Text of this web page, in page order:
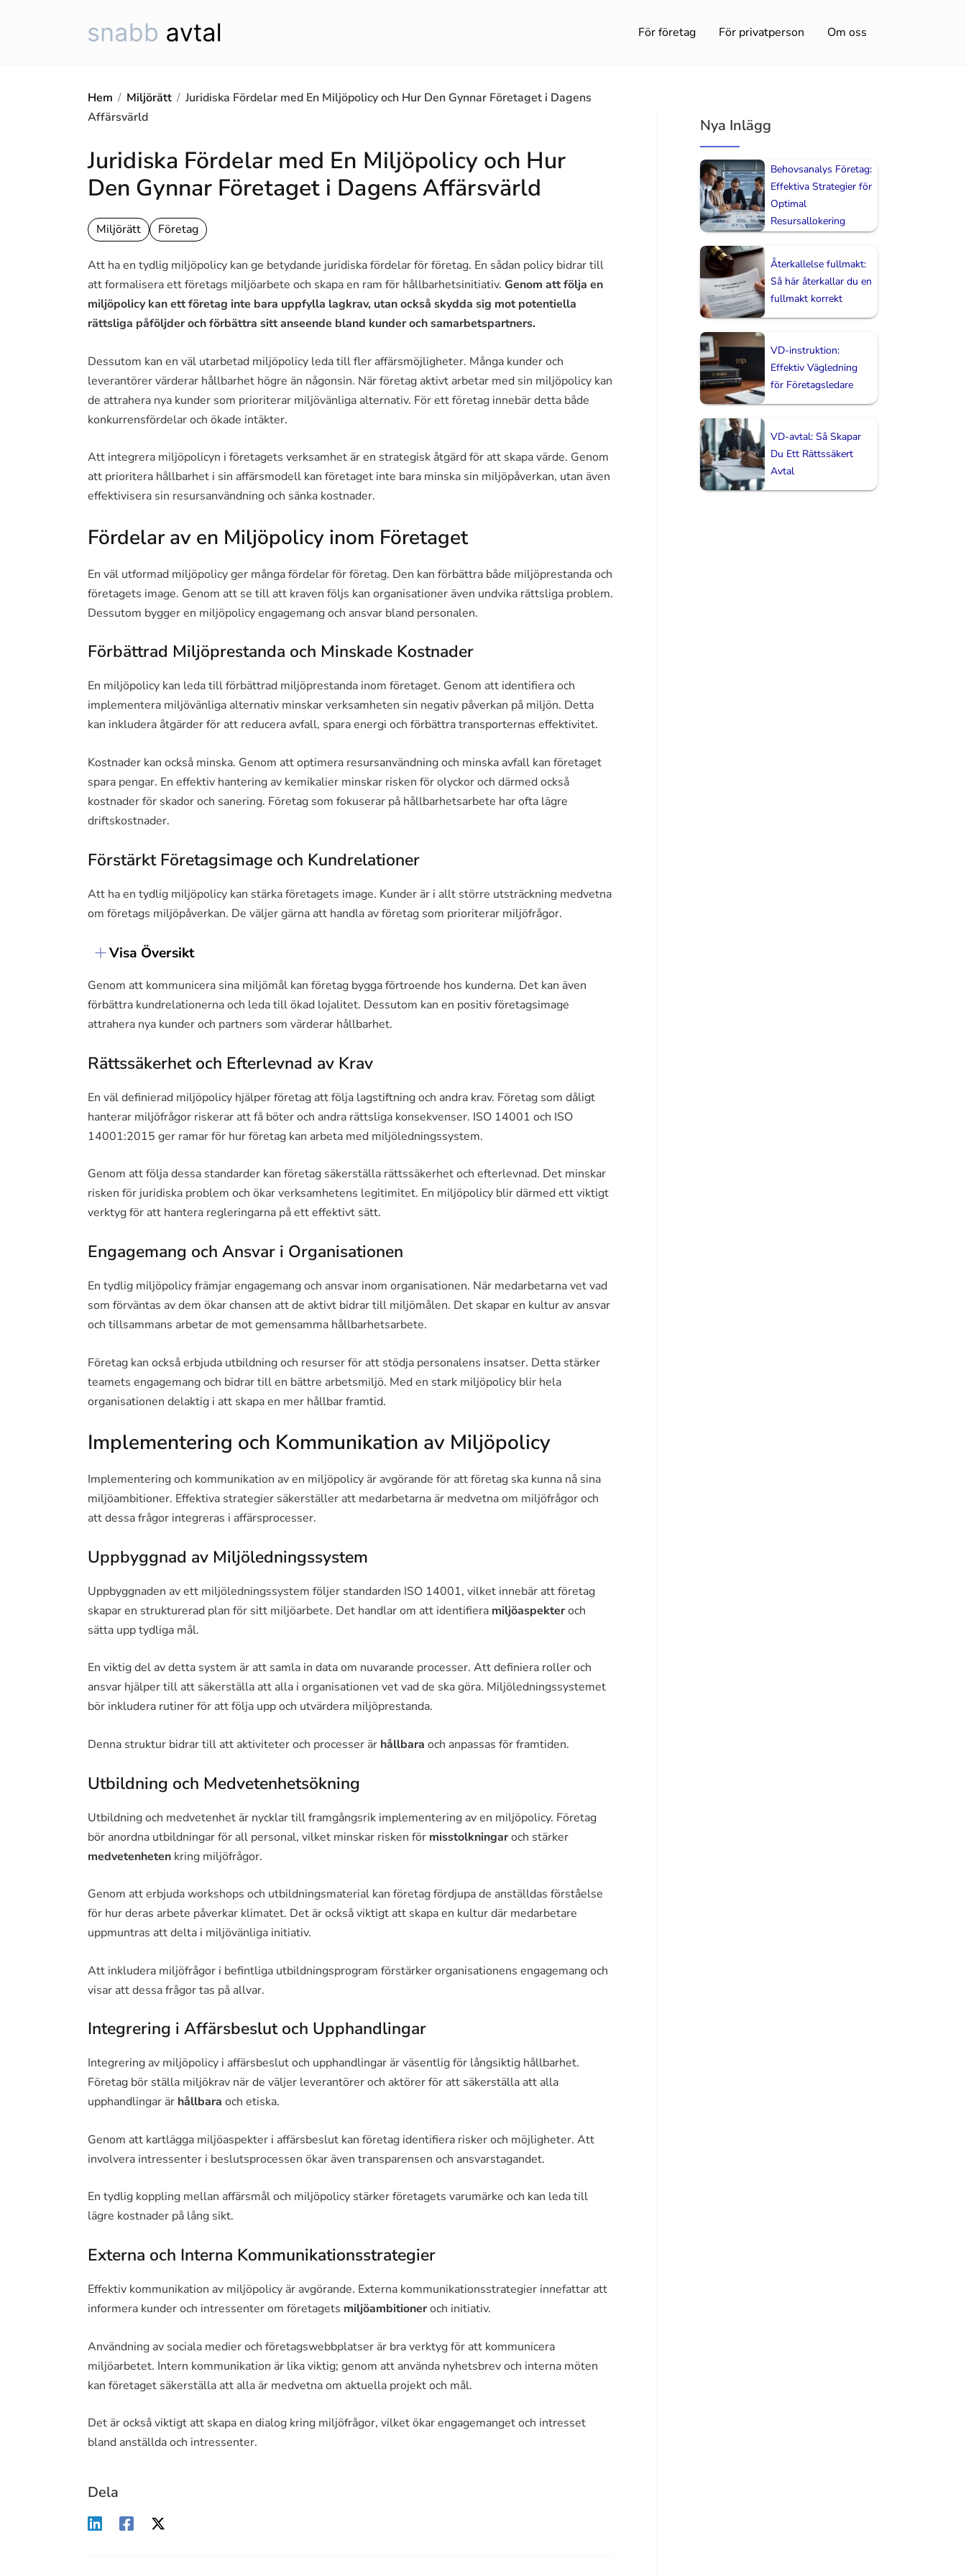
För företag För privatperson Om oss
Hem / Miljörätt / Juridiska Fördelar med En Miljöpolicy och Hur Den Gynnar Företaget i Dagens
Affärsvärld
Juridiska Fördelar med En Miljöpolicy och Hur
Den Gynnar Företaget i Dagens Affärsvärld
Miljörätt Företag
Att ha en tydlig miljöpolicy kan ge betydande juridiska fördelar för företag. En sådan policy bidrar till
att formalisera ett företags miljöarbete och skapa en ram för hållbarhetsinitiativ. Genom att följa en
miljöpolicy kan ett företag inte bara uppfylla lagkrav, utan också skydda sig mot potentiella
rättsliga påföljder och förbättra sitt anseende bland kunder och samarbetspartners.
Dessutom kan en väl utarbetad miljöpolicy leda till fler affärsmöjligheter. Många kunder och
leverantörer värderar hållbarhet högre än någonsin. När företag aktivt arbetar med sin miljöpolicy kan
de attrahera nya kunder som prioriterar miljövänliga alternativ. För ett företag innebär detta både
konkurrensfördelar och ökade intäkter.
Att integrera miljöpolicyn i företagets verksamhet är en strategisk åtgärd för att skapa värde. Genom
att prioritera hållbarhet i sin affärsmodell kan företaget inte bara minska sin miljöpåverkan, utan även
effektivisera sin resursanvändning och sänka kostnader.
Fördelar av en Miljöpolicy inom Företaget
En väl utformad miljöpolicy ger många fördelar för företag. Den kan förbättra både miljöprestanda och
företagets image. Genom att se till att kraven följs kan organisationer även undvika rättsliga problem.
Dessutom bygger en miljöpolicy engagemang och ansvar bland personalen.
Förbättrad Miljöprestanda och Minskade Kostnader
En miljöpolicy kan leda till förbättrad miljöprestanda inom företaget. Genom att identifiera och
implementera miljövänliga alternativ minskar verksamheten sin negativ påverkan på miljön. Detta
kan inkludera åtgärder för att reducera avfall, spara energi och förbättra transporternas effektivitet.
Kostnader kan också minska. Genom att optimera resursanvändning och minska avfall kan företaget
spara pengar. En effektiv hantering av kemikalier minskar risken för olyckor och därmed också
kostnader för skador och sanering. Företag som fokuserar på hållbarhetsarbete har ofta lägre
driftskostnader.
Förstärkt Företagsimage och Kundrelationer
Att ha en tydlig miljöpolicy kan stärka företagets image. Kunder är i allt större utsträckning medvetna
om företags miljöpåverkan. De väljer gärna att handla av företag som prioriterar miljöfrågor.
Visa Översikt
Genom att kommunicera sina miljömål kan företag bygga förtroende hos kunderna. Det kan även
förbättra kundrelationerna och leda till ökad lojalitet. Dessutom kan en positiv företagsimage
attrahera nya kunder och partners som värderar hållbarhet.
Rättssäkerhet och Efterlevnad av Krav
En väl definierad miljöpolicy hjälper företag att följa lagstiftning och andra krav. Företag som dåligt
hanterar miljöfrågor riskerar att få böter och andra rättsliga konsekvenser. ISO 14001 och ISO
14001:2015 ger ramar för hur företag kan arbeta med miljöledningssystem.
Genom att följa dessa standarder kan företag säkerställa rättssäkerhet och efterlevnad. Det minskar
risken för juridiska problem och ökar verksamhetens legitimitet. En miljöpolicy blir därmed ett viktigt
verktyg för att hantera regleringarna på ett effektivt sätt.
Engagemang och Ansvar i Organisationen
En tydlig miljöpolicy främjar engagemang och ansvar inom organisationen. När medarbetarna vet vad
som förväntas av dem ökar chansen att de aktivt bidrar till miljömålen. Det skapar en kultur av ansvar
och tillsammans arbetar de mot gemensamma hållbarhetsarbete.
Företag kan också erbjuda utbildning och resurser för att stödja personalens insatser. Detta stärker
teamets engagemang och bidrar till en bättre arbetsmiljö. Med en stark miljöpolicy blir hela
organisationen delaktig i att skapa en mer hållbar framtid.
Implementering och Kommunikation av Miljöpolicy
Implementering och kommunikation av en miljöpolicy är avgörande för att företag ska kunna nå sina
miljöambitioner. Effektiva strategier säkerställer att medarbetarna är medvetna om miljöfrågor och
att dessa frågor integreras i affärsprocesser.
Uppbyggnad av Miljöledningssystem
Uppbyggnaden av ett miljöledningssystem följer standarden ISO 14001, vilket innebär att företag
skapar en strukturerad plan för sitt miljöarbete. Det handlar om att identifiera miljöaspekteroch
sätta upp tydliga mål.
En viktig del av detta system är att samla in data om nuvarande processer. Att definiera roller och
ansvar hjälper till att säkerställa att alla i organisationen vet vad de ska göra. Miljöledningssystemet
bör inkludera rutiner för att följa upp och utvärdera miljöprestanda.
Denna struktur bidrar till att aktiviteter och processer är hållbara och anpassas för framtiden.
Utbildning och Medvetenhetsökning
Utbildning och medvetenhet är nycklar till framgångsrik implementering av en miljöpolicy. Företag
bör anordna utbildningar för all personal, vilket minskar risken för misstolkningaroch stärker
medvetenheten kring miljöfrågor.
Genom att erbjuda workshops och utbildningsmaterial kan företag fördjupa de anställdas förståelse
för hur deras arbete påverkar klimatet. Det är också viktigt att skapa en kultur där medarbetare
uppmuntras att delta i miljövänliga initiativ.
Att inkludera miljöfrågor i befintliga utbildningsprogram förstärker organisationens engagemang och
visar att dessa frågor tas på allvar.
Integrering i Affärsbeslut och Upphandlingar
Integrering av miljöpolicy i affärsbeslut och upphandlingar är väsentlig för långsiktig hållbarhet.
Företag bör ställa miljökrav när de väljer leverantörer och aktörer för att säkerställa att alla
upphandlingar är hållbara och etiska.
Genom att kartlägga miljöaspekter i affärsbeslut kan företag identifiera risker och möjligheter. Att
involvera intressenter i beslutsprocessen ökar även transparensen och ansvarstagandet.
En tydlig koppling mellan affärsmål och miljöpolicy stärker företagets varumärke och kan leda till
lägre kostnader på lång sikt.
Externa och Interna Kommunikationsstrategier
Effektiv kommunikation av miljöpolicy är avgörande. Externa kommunikationsstrategier innefattar att
informera kunder och intressenter om företagets miljöambitioneroch initiativ.
Användning av sociala medier och företagswebbplatser är bra verktyg för att kommunicera
miljöarbetet. Intern kommunikation är lika viktig; genom att använda nyhetsbrev och interna möten
kan företaget säkerställa att alla är medvetna om aktuella projekt och mål.
Det är också viktigt att skapa en dialog kring miljöfrågor, vilket ökar engagemanget och intresset
bland anställda och intressenter.
Dela
Nya Inlägg
Behovsanalys Företag:
Effektiva Strategier för
Optimal
Resursallokering
Återkallelse fullmakt:
Så här återkallar du en
fullmakt korrekt
VD-instruktion:
Effektiv Vägledning
för Företagsledare
VD-avtal: Så Skapar
Du Ett Rättssäkert
Avtal